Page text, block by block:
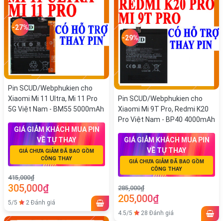
-27%
Pin SCUD/Webphukien cho
Xiaomi Mi 11 Ultra, Mi 11 Pro
5G Việt Nam - BM55 5000mAh
GIÁ GIẢM KHÁCH MUA PIN
VỀ TỰ THAY
GIÁ CHƯA GIẢM ĐÃ BAO GỒM
CÔNG THAY
415,000₫
305,000₫
5/5 2 Đánh giá
-29%
Pin SCUD/Webphukien cho
Xiaomi Mi 9T Pro, Redmi K20
Pro Việt Nam - BP40 4000mAh
GIÁ GIẢM KHÁCH MUA PIN
VỀ TỰ THAY
GIÁ CHƯA GIẢM ĐÃ BAO GỒM
CÔNG THAY
285,000₫
205,000₫
4.5/5 28 Đánh giá